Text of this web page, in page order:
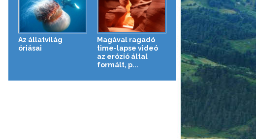
Az állatvilág
óriásai
Magával ragadó
time-lapse videó
az erózió által
formált, p...